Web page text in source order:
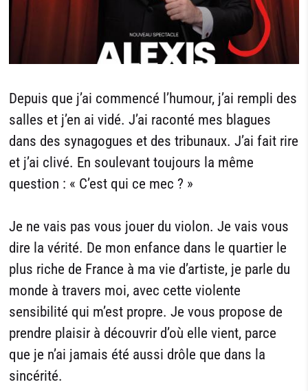
Depuis que j’ai commencé l’humour, j’ai rempli des
salles et j’en ai vidé. J’ai raconté mes blagues
dans des synagogues et des tribunaux. J’ai fait rire
et j’ai clivé. En soulevant toujours la même
question : « C’est qui ce mec ? »
Je ne vais pas vous jouer du violon. Je vais vous
dire la vérité. De mon enfance dans le quartier le
plus riche de France à ma vie d’artiste, je parle du
monde à travers moi, avec cette violente
sensibilité qui m’est propre. Je vous propose de
prendre plaisir à découvrir d’où elle vient, parce
que je n’ai jamais été aussi drôle que dans la
sincérité.